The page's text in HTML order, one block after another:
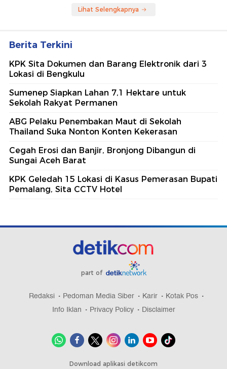
Lihat Selengkapnya
Berita Terkini
KPK Sita Dokumen dan Barang Elektronik dari 3
Lokasi di Bengkulu
Sumenep Siapkan Lahan 7,1 Hektare untuk
Sekolah Rakyat Permanen
ABG Pelaku Penembakan Maut di Sekolah
Thailand Suka Nonton Konten Kekerasan
Cegah Erosi dan Banjir, Bronjong Dibangun di
Sungai Aceh Barat
KPK Geledah 15 Lokasi di Kasus Pemerasan Bupati
Pemalang, Sita CCTV Hotel
part of
Redaksi Pedoman Media Siber Karir
Kotak Pos
Info Iklan
Privacy Policy Disclaimer
Download aplikasi detikcom